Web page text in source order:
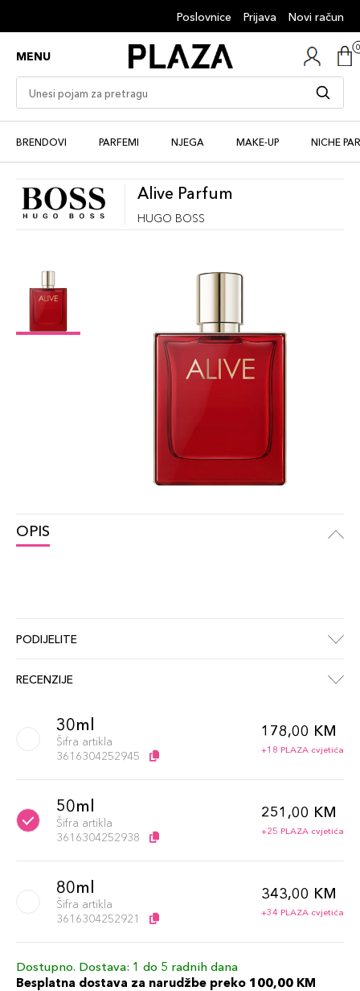
Poslovnice Prijava Novi račun
MENU
BRENDOVI PARFEMI NJEGA MAKE-UP NICHE
Alive Parfum
HUGO BOSS
OPIS
PODIJELITE
RECENZIJE
30ml
Šifra artikla
3616304252945
178,00 KM
+18 PLAZA cvjetića
50ml
Šifra artikla
3616304252938
251,00 KM
+25 PLAZA cvjetića
80ml
Šifra artikla
3616304252921
343,00 KM
+34 PLAZA cvjetića
Dostupno. Dostava: 1 do 5 radnih dana
Besplatna dostava za narudžbe preko 100,00 KM